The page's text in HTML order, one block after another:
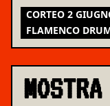
CORTEO 2
FLAMENCO